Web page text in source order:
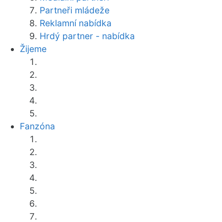
Partneři mládeže
Reklamní nabídka
Hrdý partner - nabídka
Žijeme
Fanzóna